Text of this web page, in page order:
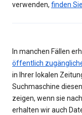
verwenden, finden
In manchen Fällen
öffentlich
in Ihrer lokalen
Suchmaschine
zeigen, wenn sie
erhalten wir auch